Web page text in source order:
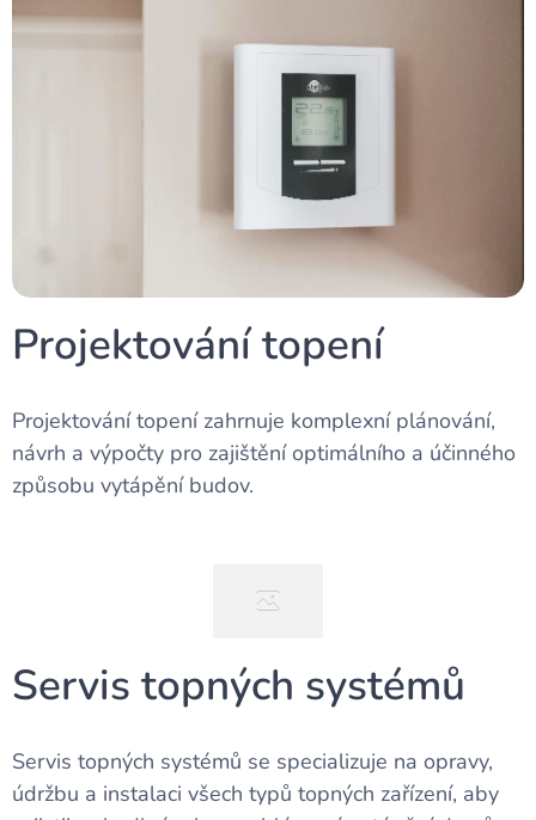
Projektování topení
Projektování topení zahrnuje komplexní plánování,
návrh a výpočty pro zajištění optimálního a účinného
způsobu vytápění budov.
Servis topných systémů
Servis topných systémů se specializuje na opravy,
údržbu a instalaci všech typů topných zařízení, aby